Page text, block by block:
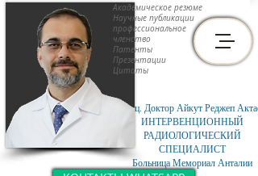
Доц. Доктор Айкут Реджеп Актас
ИНТЕРВЕНЦИОННЫЙ
РАДИОЛОГИЧЕСКИЙ
СПЕЦИАЛИСТ
Больница Мемориал Анталии
Академическое резюме
Научные публикации
профессиональное
членство
Патенты
Презентации
Цитаты